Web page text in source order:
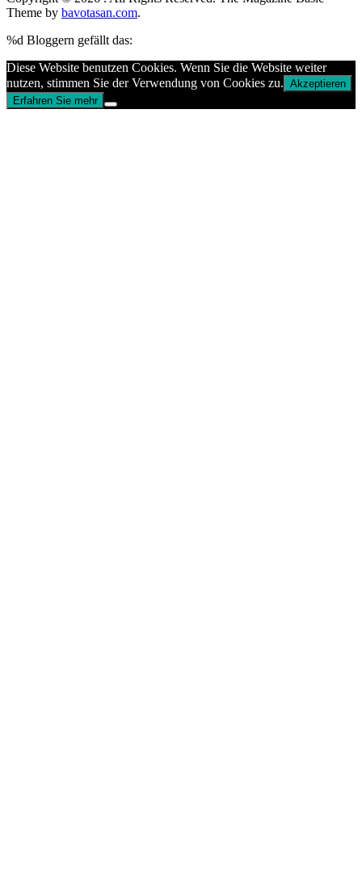
Theme by bavotasan.com.
%d Bloggern gefällt das:
Diese Website benutzen Cookies. Wenn Sie die Website weiter
nutzen, stimmen Sie der Verwendung von Cookies zu. Akzeptieren
Erfahren Sie mehr